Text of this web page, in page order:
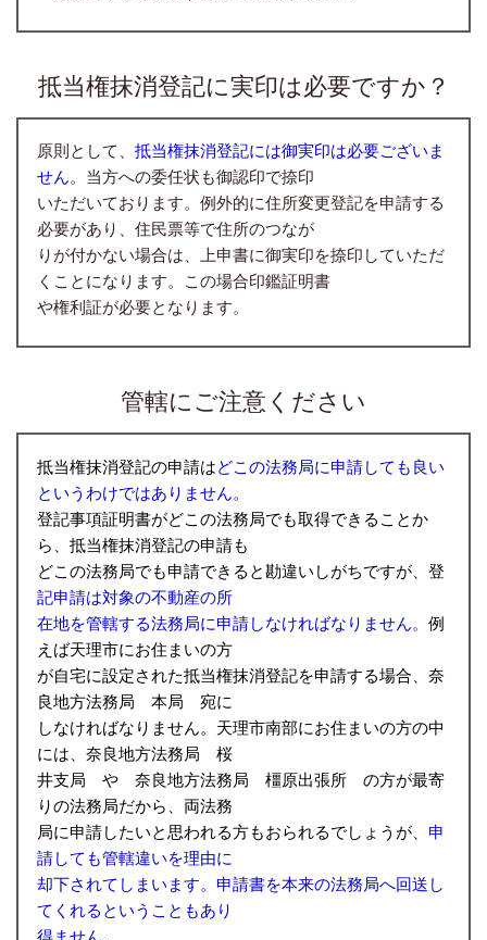
抵当権抹消登記に実印は必要ですか？
原則として、 抵当権抹消登記には御実印は必要ございま
せん。当方への委任状も御認印で捺印
いただいております。例外的に住所変更登記を申請する
必要があり、住民票等で住所のつなが
りが付かない場合は、上申書に御実印を捺印していただ
くことになります。この場合印鑑証明書
や権利証が必要となります。
管轄にご注意ください
抵当権抹消登記の申請はどこの法務局に申請しても良い
というわけではありません。
登記事項証明書がどこの法務局でも取得できることか
ら、抵当権抹消登記の申請も
どこの法務局でも申請できると勘違いしがちですが、登
記申請は対象の不動産の所
在地を管轄する法務局に申請しなければなりません。 例
えば天理市にお住まいの方
が自宅に設定された抵当権抹消登記を申請する場合、奈
良地方法務局 本局 宛に
しなければなりません。天理市南部にお住まいの方の中
には、奈良地方法務局 桜
井支局 や 奈良地方法務局 橿原出張所 の方が最寄
りの法務局だから、両法務
局に申請したいと思われる方もおられるでしょうが、 申
請しても管轄違いを理由に
却下されてしまいます。申請書を本来の法務局へ回送し
てくれるということもあり
得ません。